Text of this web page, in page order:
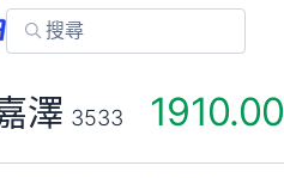
澤 3533 1910.00